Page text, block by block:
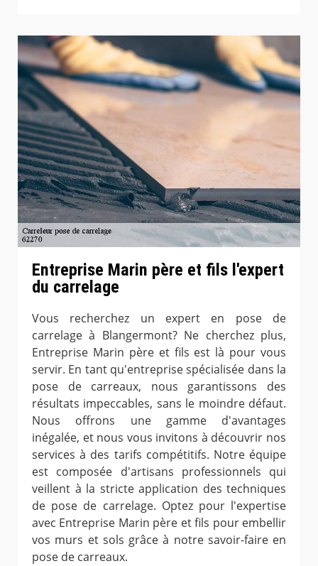
Entreprise Marin père et fils l'expert
du carrelage
Vous recherchez un expert en pose de
carrelage à Blangermont? Ne cherchez plus,
Entreprise Marin père et fils est là pour vous
servir. En tant qu'entreprise spécialisée dans la
pose de carreaux, nous garantissons des
résultats impeccables, sans le moindre défaut.
Nous offrons une gamme d'avantages
inégalée, et nous vous invitons à découvrir nos
services à des tarifs compétitifs. Notre équipe
est composée d'artisans professionnels qui
veillent à la stricte application des techniques
de pose de carrelage. Optez pour l'expertise
avec Entreprise Marin père et fils pour embellir
vos murs et sols grâce à notre savoir-faire en
pose de carreaux.